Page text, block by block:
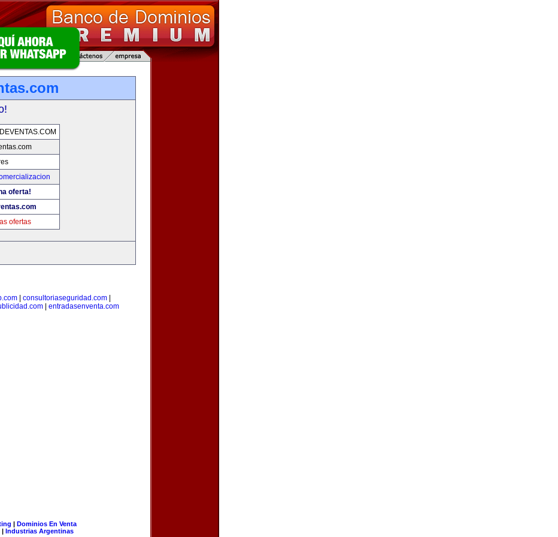
oferta!
ofertas
consultoriaseguridad.com
| entradasenventa.com
| Dominios En Venta
| Industrias Argentinas